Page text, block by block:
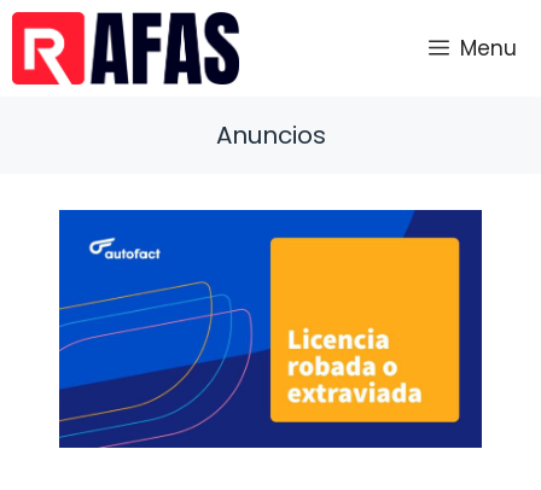
Saltar
contenido
Menu
Anuncios